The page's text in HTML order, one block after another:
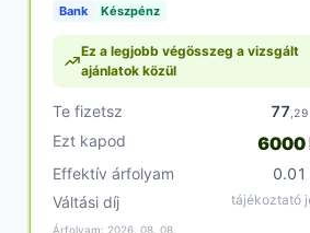
Bank Készpénz
Ez a legjobb végösszeg a vizsgált
ajánlatok közül
Te fizetsz 77 ,29
Ezt kapod
6000
Effektív árfolyam
0.01
Váltási díj
tájékoztató
Árfolyam: 2026. 08. 08.